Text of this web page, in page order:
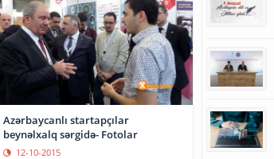
Azərbaycanlı startapçılar
beynəlxalq sərgidə- Fotolar
12-10-2015